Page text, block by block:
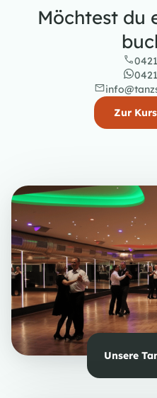
Möchtest du
Zur
Unsere